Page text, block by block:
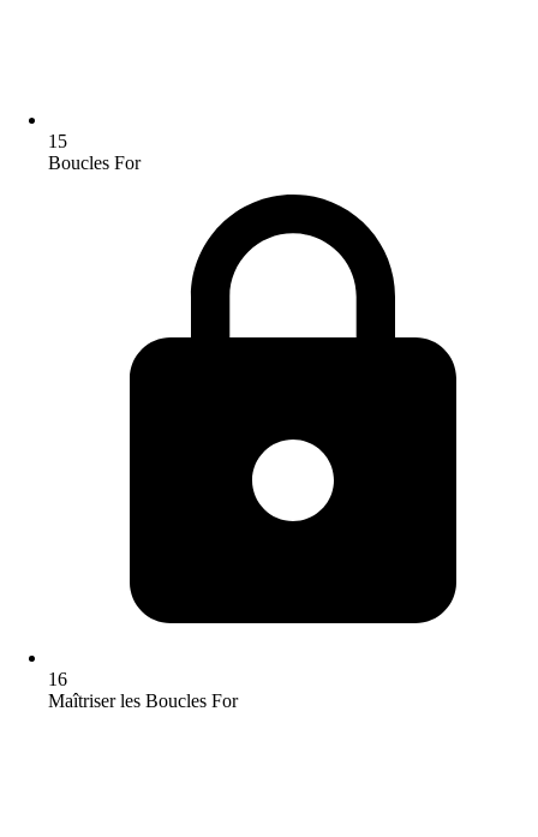
15
Boucles For
16
Maîtriser les Boucles For